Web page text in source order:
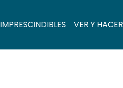
IMPRESCINDIBLES VER Y HACER